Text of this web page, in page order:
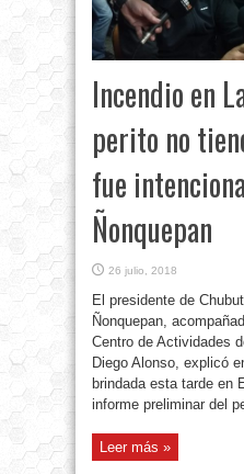
Incendio en
perito no
fue
Ñonquepan
26 julio, 2018
El presidente de
Ñonquepan,
Centro de Actividades
Diego Alonso, explicó
brindada esta tarde en
informe preliminar del
Leer más »